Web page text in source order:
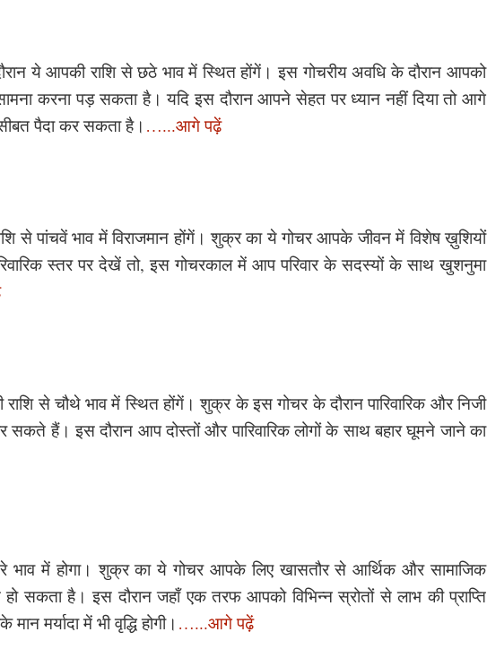
ये आपकी राशि से छठे भाव में स्थित होंगें। इस गोचरीय अवधि के दौरान आपको
करना पड़ सकता है। यदि इस दौरान आपने सेहत पर ध्यान नहीं दिया तो आगे
पैदा कर सकता है। …...आगे पढ़ें
से पांचवें भाव में विराजमान होंगें। शुक्र का ये गोचर आपके जीवन में विशेष ख़ुशियों
स्तर पर देखें तो, इस गोचरकाल में आप परिवार के सदस्यों के साथ खुशनुमा
से चौथे भाव में स्थित होंगें। शुक्र के इस गोचर के दौरान पारिवारिक और निजी
हैं। इस दौरान आप दोस्तों और पारिवारिक लोगों के साथ बहार घूमने जाने का
भाव में होगा। शुक्र का ये गोचर आपके लिए खासतौर से आर्थिक और सामाजिक
हो सकता है। इस दौरान जहाँ एक तरफ आपको विभिन्न स्रोतों से लाभ की प्राप्ति
मर्यादा में भी वृद्धि होगी। …...आगे पढ़ें